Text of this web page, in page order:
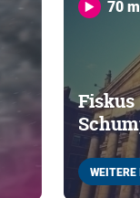
70
Fiskus
WEITERE